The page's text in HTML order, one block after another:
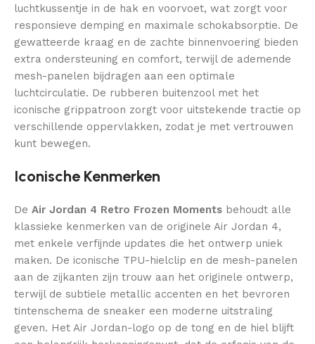
luchtkussentje in de hak en voorvoet, wat zorgt voor
responsieve demping en maximale schokabsorptie. De
gewatteerde kraag en de zachte binnenvoering bieden
extra ondersteuning en comfort, terwijl de ademende
mesh-panelen bijdragen aan een optimale
luchtcirculatie. De rubberen buitenzool met het
iconische grippatroon zorgt voor uitstekende tractie op
verschillende oppervlakken, zodat je met vertrouwen
kunt bewegen.
Iconische Kenmerken
De Air Jordan 4 Retro Frozen Moments behoudt alle
klassieke kenmerken van de originele Air Jordan 4,
met enkele verfijnde updates die het ontwerp uniek
maken. De iconische TPU-hielclip en de mesh-panelen
aan de zijkanten zijn trouw aan het originele ontwerp,
terwijl de subtiele metallic accenten en het bevroren
tintenschema de sneaker een moderne uitstraling
geven. Het Air Jordan-logo op de tong en de hiel blijft